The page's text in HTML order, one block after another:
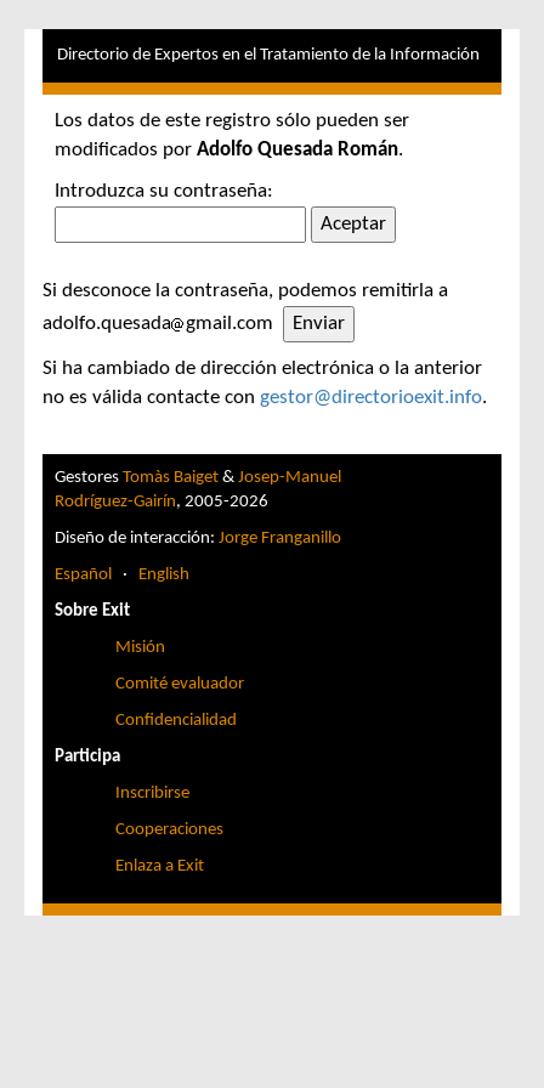
Directorio de Expertos en el Tratamiento de la Información
Los datos de este registro sólo pueden ser
modificados por Adolfo Quesada Román.
Introduzca su contraseña:
Si desconoce la contraseña, podemos remitirla a
adolfo.quesada
gmail.com
Si ha cambiado de dirección electrónica o la anterior
no es válida contacte con gestor@directorioexit.info.
Gestores Tomàs Baiget & Josep-Manuel
Rodríguez-Gairín, 2005-2026
Diseño de interacción: Jorge Franganillo
Español · English
Sobre Exit
Misión
Comité evaluador
Confidencialidad
Participa
Inscribirse
Cooperaciones
Enlaza a Exit